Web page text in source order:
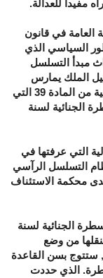
مفيدا للعدالة.
العامة في قانون
مع التطور السياسي الذي
مبدأ التسلسل
الملك يمارس
سلطة عن نوابه. كما تنص على ذلك الفقرة الثانية من المادة 39 التي
المسطرة الجنائية لسنة
التي عرفتها في
لتنتقل إلى نظام التسلسل الرآسي
محكمة الاستئناف
الجنائية لسنة
بنقلها من وضع
ستتوج بسن القاعدة
قانون المسطرة. الذي حددت